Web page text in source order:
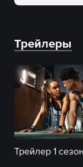
Трейлеры
Трейлер 1